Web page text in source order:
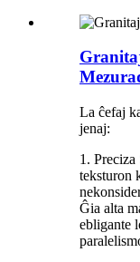
La ĉefaj
jenaj:
1.
teksturon
Ĝia alta
ebligante